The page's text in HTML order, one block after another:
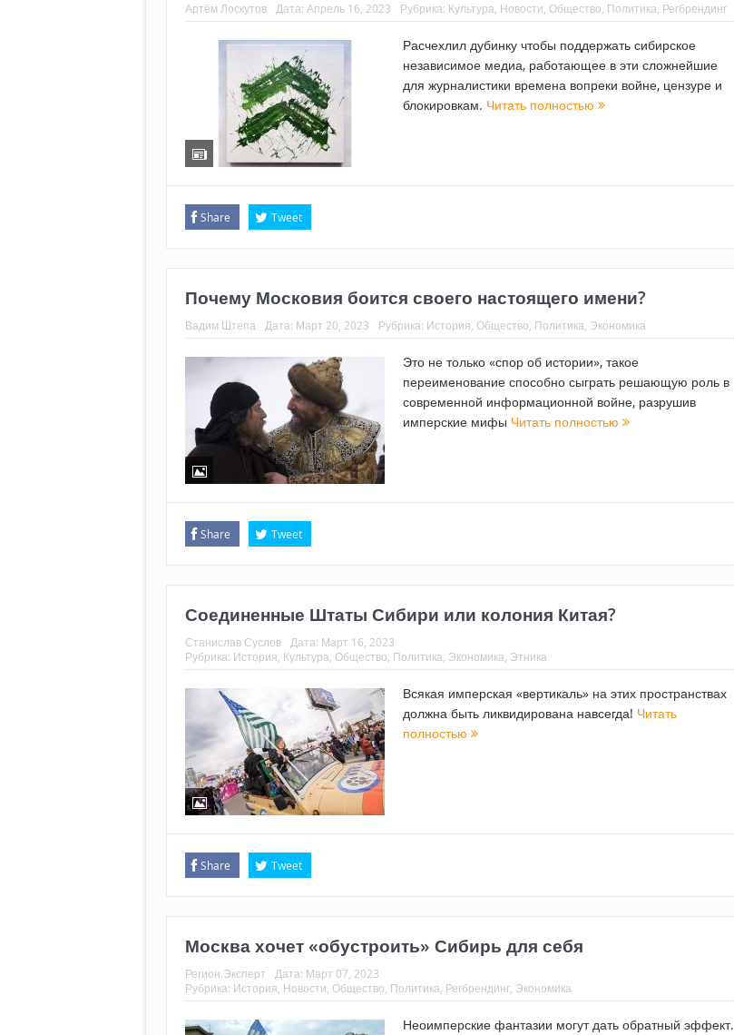
Артём Лоскутов Дата: Апрель 16, 2023 Рубрика: Культура Новости Общество Политика Регбрендинг
Расчехлил дубинку чтобы поддержать сибирское
независимое медиа, работающее в эти сложнейшие
для журналистики времена вопреки войне, цензуре и
блокировкам. Читать полностью
Share Tweet
Почему Московия боится своего настоящего имени?
Вадим Штепа Дата: Март 20, 2023 Рубрика: История Общество Политика Экономика
Это не только «спор об истории», такое
переименование способно сыграть решающую роль в
современной информационной войне, разрушив
имперские мифы Читать полностью
Share Tweet
Соединенные Штаты Сибири или колония Китая?
Станислав Суслов Дата: Март 16, 2023
Рубрика: История Культура Общество Политика Экономика Этника
Всякая имперская «вертикаль» на этих пространствах
должна быть ликвидирована навсегда! Читать
полностью
Share Tweet
Москва хочет «обустроить» Сибирь для себя
Регион.Эксперт Дата: Март 07, 2023
Рубрика: История Новости Общество Политика Регбрендинг Экономика
Неоимперские фантазии могут дать обратный эффект.